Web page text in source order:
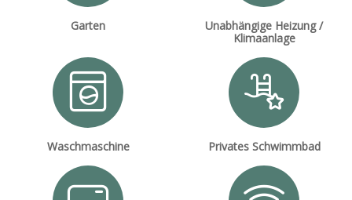
Garten
Unabhängige Heizung /
Klimaanlage
Waschmaschine Privates Schwimmbad